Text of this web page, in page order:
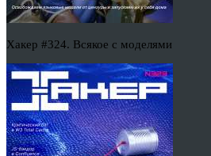
Хакер #324. Всякое с моделями